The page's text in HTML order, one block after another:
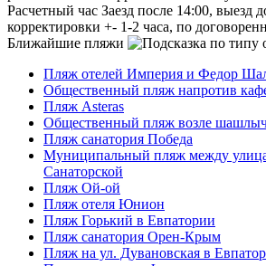
Расчетный час Заезд после 14:00, выезд
корректировки +- 1-2 часа, по
Ближайшие пляжи
Пляж отелей Империя и Федор
Общественный пляж напротив
Пляж Asteras
Общественный пляж возле
Пляж санатория Победа
Муниципальный пляж между
Санаторской
Пляж Ой-ой
Пляж отеля Юнион
Пляж Горький в Евпатории
Пляж санатория Орен-Крым
Пляж на ул. Дувановская в